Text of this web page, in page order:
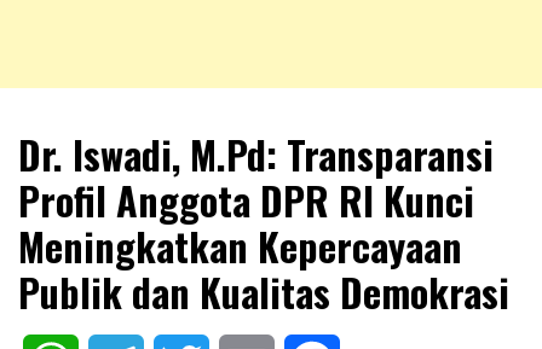
NKRIPOST
Dr. Iswadi, M.Pd: Transparansi
Profil Anggota DPR RI Kunci
Meningkatkan Kepercayaan
Publik dan Kualitas Demokrasi